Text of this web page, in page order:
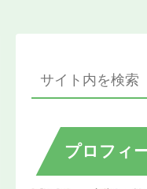
プロフィ